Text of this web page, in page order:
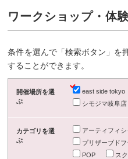
ワークショップ・体
条件を選んで「検索ボタン」を
することができます。
開催場所を選
ぶ
east side tokyo
シモジマ岐阜店
カテゴリを選
ぶ
アーティフィ
プリザーブドフ
POP
ス